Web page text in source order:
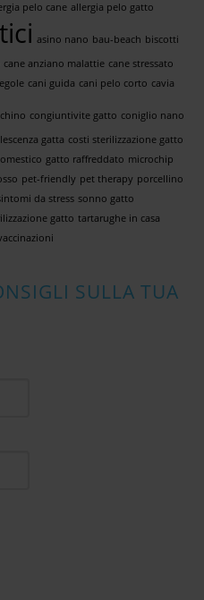
pelo cane allergia pelo gatto
asino nano bau-beach biscotti
cane anziano malattie cane stressato
cani guida cani pelo corto cavia
congiuntivite gatto coniglio nano
gatta costi sterilizzazione gatto
gatto raffreddato microchip
pet-friendly pet therapy porcellino
da stress sonno gatto
gatto tartarughe in casa
SULLA TUA